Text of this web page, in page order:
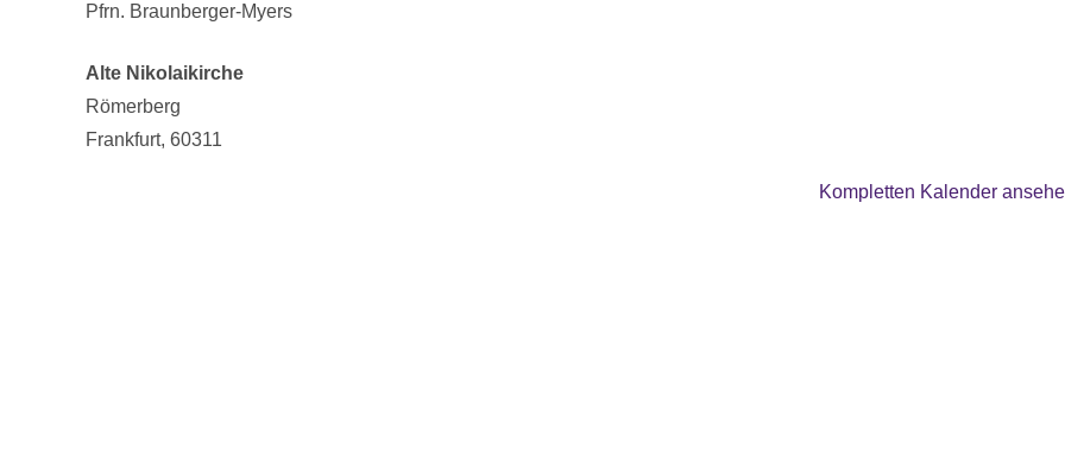
Pfrn. Braunberger-Myers
Alte Nikolaikirche
Römerberg
Frankfurt, 60311
Kompletten Kalender